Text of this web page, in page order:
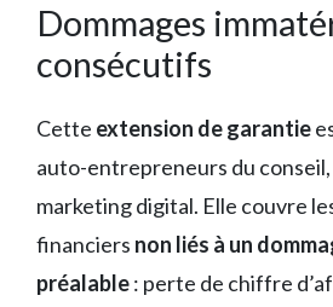
Dommages
consécutifs
Cette extension de garantie
auto-entrepreneurs du
marketing digital. Elle couvre
financiers non liés à un
préalable: perte de chiffre